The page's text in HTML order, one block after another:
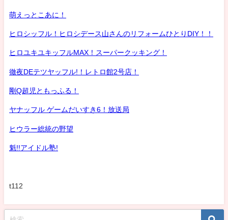
萌えっとこあに！
ヒロシッフル！ヒロシデース山さんのリフォームひとりDIY！！
ヒロユキユキッフルMAX！スーパークッキング！
徹夜DEテツヤッフル!！レトロ館2号店！
剛Q超児ともっふる！
ヤナッフル ゲームだいすき6！放送局
ヒウラー総統の野望
魁!!アイドル塾!
t112